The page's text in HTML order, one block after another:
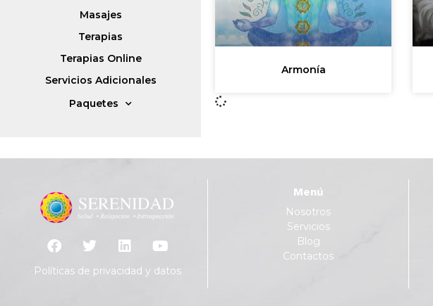
Masajes
Terapias
Terapias Online
Servicios Adicionales
Paquetes
Armonía
Políticas de privacidad y datos
Menú
Nosotros
Servicios
Blog
Contactos